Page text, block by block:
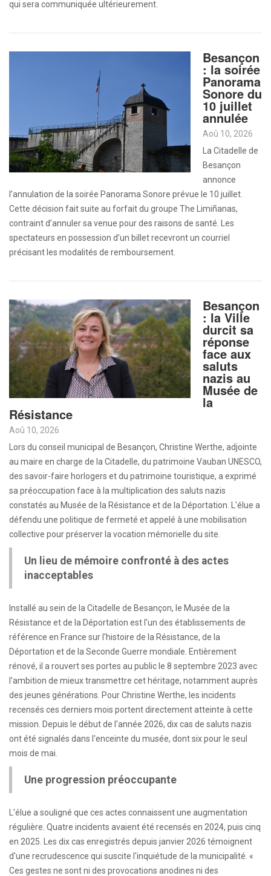
qui sera communiquée ultérieurement.
Besançon
: la soirée
Panorama
Sonore du
10 juillet
annulée
Aoû 10, 2026
La Citadelle de
Besançon
annonce
l’annulation de la soirée Panorama Sonore prévue le 10 juillet.
Cette décision fait suite au forfait du groupe The Limiñanas,
contraint d’annuler sa venue pour des raisons de santé. Les
spectateurs en possession d’un billet recevront un courriel
précisant les modalités de remboursement.
Besançon
: la Ville
durcit sa
réponse
face aux
saluts
nazis au
Musée de
la
Résistance
Aoû 10, 2026
Lors du conseil municipal de Besançon, Christine Werthe, adjointe
au maire en charge de la Citadelle, du patrimoine Vauban UNESCO,
des savoir-faire horlogers et du patrimoine touristique, a exprimé
sa préoccupation face à la multiplication des saluts nazis
constatés au Musée de la Résistance et de la Déportation. L'élue a
défendu une politique de fermeté et appelé à une mobilisation
collective pour préserver la vocation mémorielle du site.
Un lieu de mémoire confronté à des actes
inacceptables
Installé au sein de la Citadelle de Besançon, le Musée de la
Résistance et de la Déportation est l'un des établissements de
référence en France sur l'histoire de la Résistance, de la
Déportation et de la Seconde Guerre mondiale. Entièrement
rénové, il a rouvert ses portes au public le 8 septembre 2023 avec
l'ambition de mieux transmettre cet héritage, notamment auprès
des jeunes générations. Pour Christine Werthe, les incidents
recensés ces derniers mois portent directement atteinte à cette
mission. Depuis le début de l'année 2026, dix cas de saluts nazis
ont été signalés dans l'enceinte du musée, dont six pour le seul
mois de mai.
Une progression préoccupante
L'élue a souligné que ces actes connaissent une augmentation
régulière. Quatre incidents avaient été recensés en 2024, puis cinq
en 2025. Les dix cas enregistrés depuis janvier 2026 témoignent
d'une recrudescence qui suscite l'inquiétude de la municipalité. «
Ces gestes ne sont ni des provocations anodines ni des